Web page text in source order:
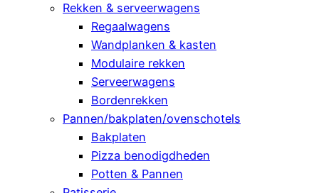
Rekken & serveerwagens
Regaalwagens
Wandplanken & kasten
Modulaire rekken
Serveerwagens
Bordenrekken
Pannen/bakplaten/ovenschotels
Bakplaten
Pizza benodigdheden
Potten & Pannen